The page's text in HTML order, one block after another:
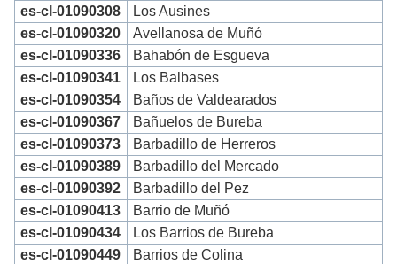
es-cl-01090308
Los Ausines
es-cl-01090320
Avellanosa de Muñó
es-cl-01090336
Bahabón de Esgueva
es-cl-01090341
Los Balbases
es-cl-01090354
Baños de Valdearados
es-cl-01090367
Bañuelos de Bureba
es-cl-01090373
Barbadillo de Herreros
es-cl-01090389
Barbadillo del Mercado
es-cl-01090392
Barbadillo del Pez
es-cl-01090413
Barrio de Muñó
es-cl-01090434
Los Barrios de Bureba
es-cl-01090449
Barrios de Colina